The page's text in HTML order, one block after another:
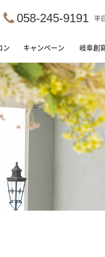
058-245-9191 平
ン キャンペーン 岐阜創